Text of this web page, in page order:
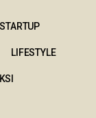
STARTUP
LIFESTYLE